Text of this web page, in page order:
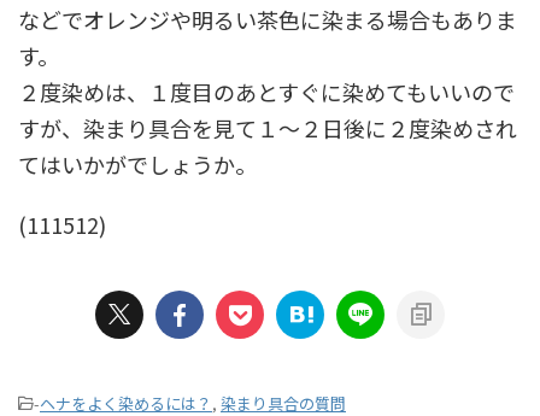
などでオレンジや明るい茶色に染まる場合もありま
す。
２度染めは、１度目のあとすぐに染めてもいいので
すが、染まり具合を見て１～２日後に２度染めされ
てはいかがでしょうか。
(111512)
-ヘナをよく染めるには？ , 染まり具合の質問